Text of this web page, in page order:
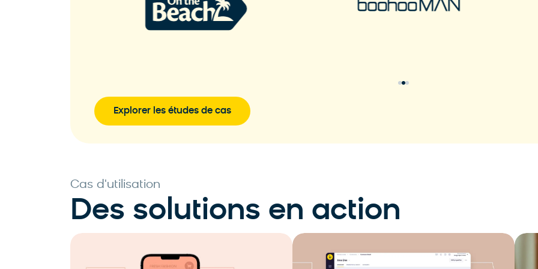
Explorer les études de cas
Cas d'utilisation
Des solutions en action